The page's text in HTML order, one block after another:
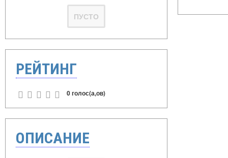
ПУСТО
РЕЙТИНГ
0 голос(а,ов)
ОПИСАНИЕ